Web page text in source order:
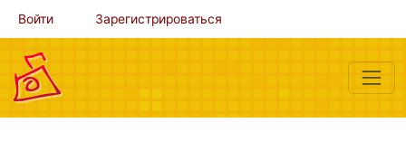
Войти Зарегистрироваться